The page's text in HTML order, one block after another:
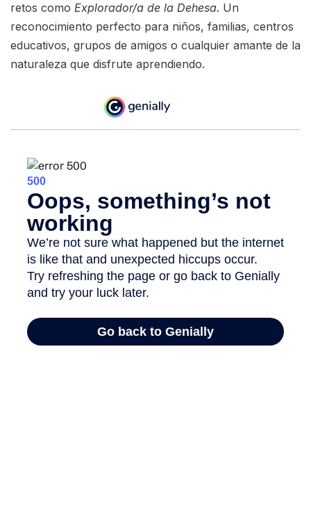
retos como Explorador/a de la Dehesa. Un
reconocimiento perfecto para niños, familias, centros
educativos, grupos de amigos o cualquier amante de la
naturaleza que disfrute aprendiendo.